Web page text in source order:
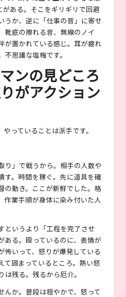
ある。そこをギリギリで回避
うか、逆に「仕事の音」に寄せ
靴底の擦れる音、無線のノイ
が置かれている感じ。耳が疲れ
思議な塩梅です。
ンの見どころ
がアクション
っていることは派手です。
り」で戦うから。相手の人数や
す。時間を稼ぐ。先に道具を確
の動き。ここが新鮮でした。格
作業手順が身体に染み付いた人
というより「工程を完了させ
ある。殴っているのに、表情が
怖いって、怒りが爆発している
て固まっているところ。熱い怒
は残る。残るから厄介。
んか。普段は穏やかで、怒って